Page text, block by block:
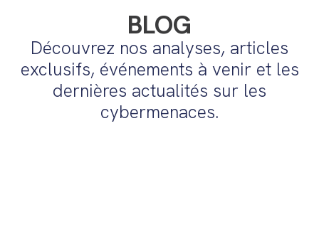
BLOG
Découvrez nos analyses, articles
exclusifs, événements à venir et les
dernières actualités sur les
cybermenaces.